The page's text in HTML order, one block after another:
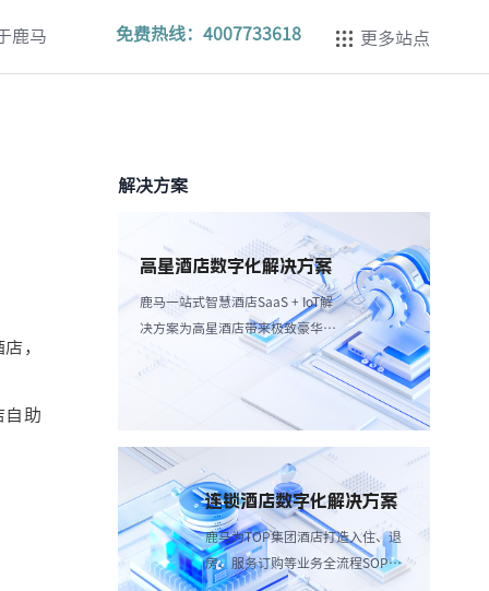
鹿马 免费热线：4007733618 更多站点
，
自助
解决方案
高星酒店数字化解决方案
鹿马一站式智慧酒店SaaS + IoT解
决方案为高星酒店带来极致豪华体
验，强调个性化服务和高效服务流
连锁酒店数字化解决方案
鹿马为TOP集团酒店打造入住、退
房、服务订购等业务全流程SOP解